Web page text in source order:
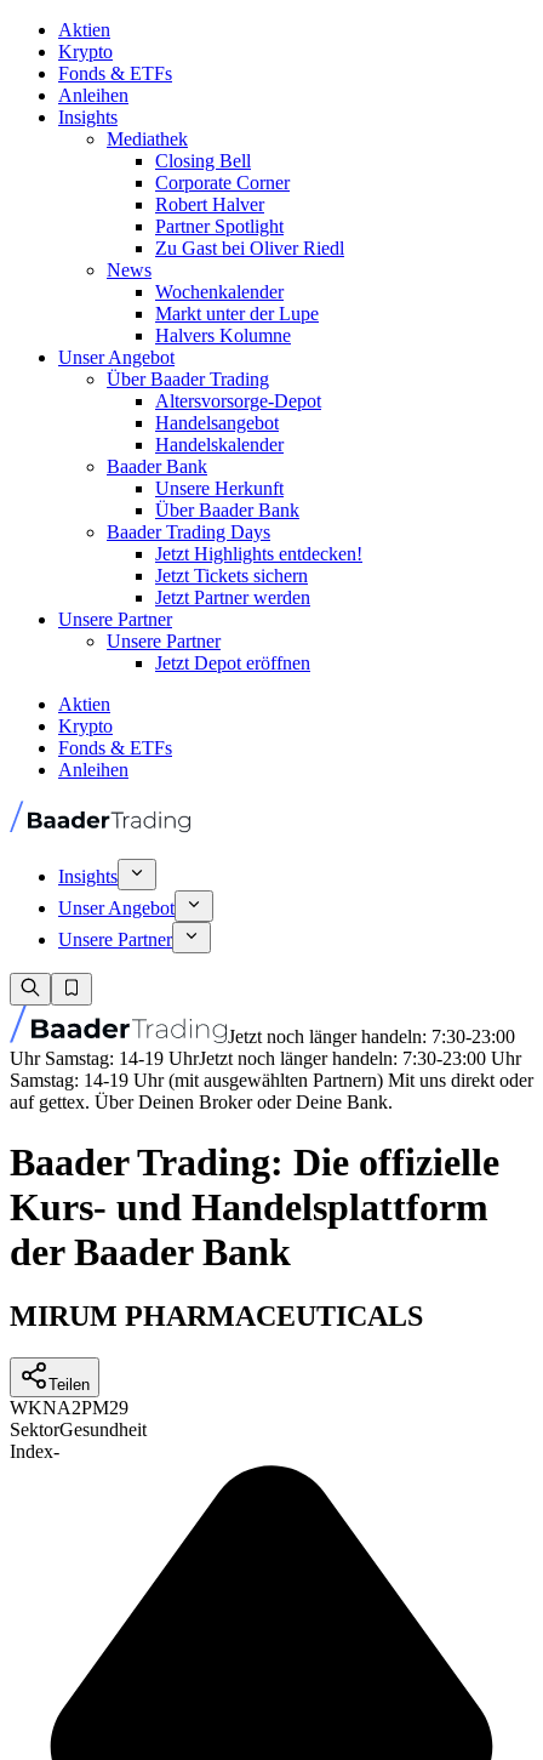
Aktien
Krypto
Fonds & ETFs
Anleihen
Insights
Mediathek
Closing Bell
Corporate Corner
Robert Halver
Partner Spotlight
Zu Gast bei Oliver Riedl
News
Wochenkalender
Markt unter der Lupe
Halvers Kolumne
Unser Angebot
Über Baader Trading
Altersvorsorge-Depot
Handelsangebot
Handelskalender
Baader Bank
Unsere Herkunft
Über Baader Bank
Baader Trading Days
Jetzt Highlights entdecken!
Jetzt Tickets sichern
Jetzt Partner werden
Unsere Partner
Unsere Partner
Jetzt Depot eröffnen
Aktien
Krypto
Fonds & ETFs
Anleihen
Insights
Unser Angebot
Unsere Partner
Jetzt noch länger handeln: 7:30-23:00
Uhr Samstag: 14-19 UhrJetzt noch länger handeln: 7:30-23:00 Uhr
Samstag: 14-19 Uhr (mit ausgewählten Partnern) Mit uns direkt oder
auf gettex. Über Deinen Broker oder Deine Bank.
Baader Trading: Die offizielle
Kurs- und Handelsplattform
der Baader Bank
MIRUM PHARMACEUTICALS
Teilen
WKNA2PM29
SektorGesundheit
Index-